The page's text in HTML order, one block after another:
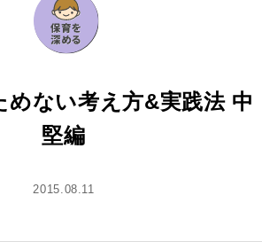
めない考え方&実践法 中
堅編
2015.08.11